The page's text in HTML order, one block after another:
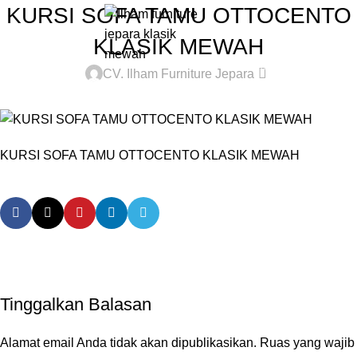
KURSI SOFA TAMU OTTOCENTO
KLASIK MEWAH
CV. Ilham Furniture Jepara 0
KURSI SOFA TAMU OTTOCENTO KLASIK MEWAH
Tinggalkan Balasan
Alamat email Anda tidak akan dipublikasikan. Ruas yang wajib